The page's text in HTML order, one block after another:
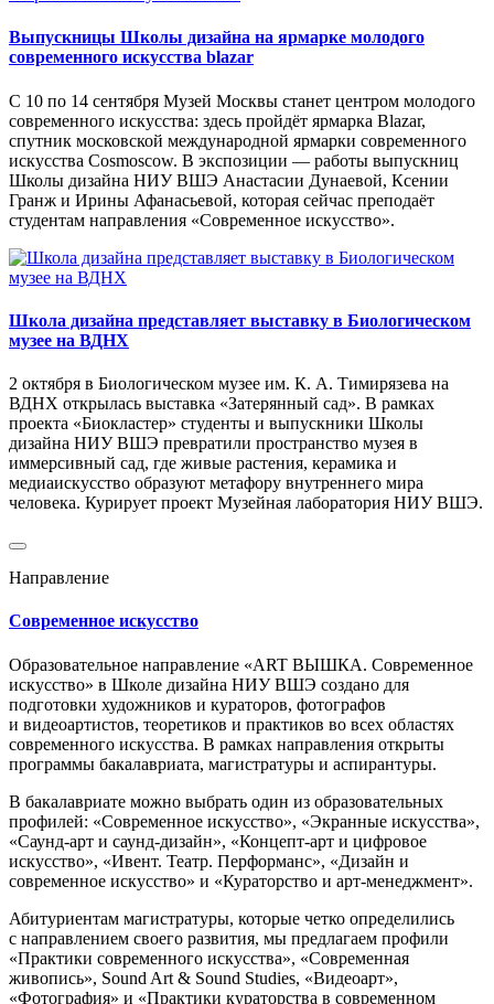
Выпускницы Школы дизайна на ярмарке молодого
современного искусства blazar
С 10 по 14 сентября Музей Москвы станет центром молодого
современного искусства: здесь пройдёт ярмарка Blazar,
спутник московской международной ярмарки современного
искусства Cosmoscow. В экспозиции — работы выпускниц
Школы дизайна НИУ ВШЭ Анастасии Дунаевой, Ксении
Гранж и Ирины Афанасьевой, которая сейчас преподаёт
студентам направления «Современное искусство».
Школа дизайна представляет выставку в Биологическом
музее на ВДНХ
2 октября в Биологическом музее им. К. А. Тимирязева на
ВДНХ открылась выставка «Затерянный сад». В рамках
проекта «Биокластер» студенты и выпускники Школы
дизайна НИУ ВШЭ превратили пространство музея в
иммерсивный сад, где живые растения, керамика и
медиаискусство образуют метафору внутреннего мира
человека. Курирует проект Музейная лаборатория НИУ ВШЭ.
Направление
Современное искусство
Образовательное направление «ART ВЫШКА. Современное
искусство» в Школе дизайна НИУ ВШЭ создано для
подготовки художников и кураторов, фотографов
и видеоартистов, теоретиков и практиков во всех областях
современного искусства. В рамках направления открыты
программы бакалавриата, магистратуры и аспирантуры.
В бакалавриате можно выбрать один из образовательных
профилей: «Современное искусство», «Экранные искусства»,
«Саунд-арт и саунд-дизайн», «Концепт-арт и цифровое
искусство», «Ивент. Театр. Перформанс», «Дизайн и
современное искусство» и «Кураторство и арт-менеджмент».
Абитуриентам магистратуры, которые четко определились
с направлением своего развития, мы предлагаем профили
«Практики современного искусства», «Современная
живопись», Sound Art & Sound Studies, «Видеоарт»,
«Фотография» и «Практики кураторства в современном